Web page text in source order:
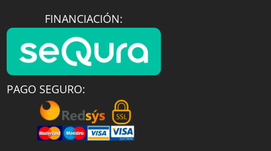
FINANCIACIÓN:
PAGO SEGURO: